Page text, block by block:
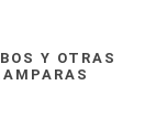
Y OTRAS